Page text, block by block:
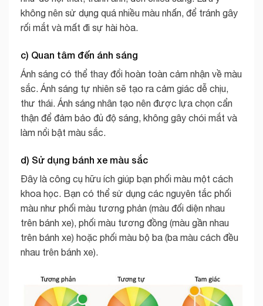
không nên sử dụng quá nhiều màu nhấn, để tránh gây
rối mắt và mất đi sự hài hòa.
c) Quan tâm đến ánh sáng
Ánh sáng có thể thay đổi hoàn toàn cảm nhận về màu
sắc. Ánh sáng tự nhiên sẽ tạo ra cảm giác dễ chịu,
thư thái. Ánh sáng nhân tạo nên được lựa chọn cẩn
thận để đảm bảo đủ độ sáng, không gây chói mắt và
làm nổi bật màu sắc.
d) Sử dụng bánh xe màu sắc
Đây là công cụ hữu ích giúp bạn phối màu một cách
khoa học. Bạn có thể sử dụng các nguyên tắc phối
màu như phối màu tương phản (màu đối diện nhau
trên bánh xe), phối màu tương đồng (màu gần nhau
trên bánh xe) hoặc phối màu bộ ba (ba màu cách đều
nhau trên bánh xe).